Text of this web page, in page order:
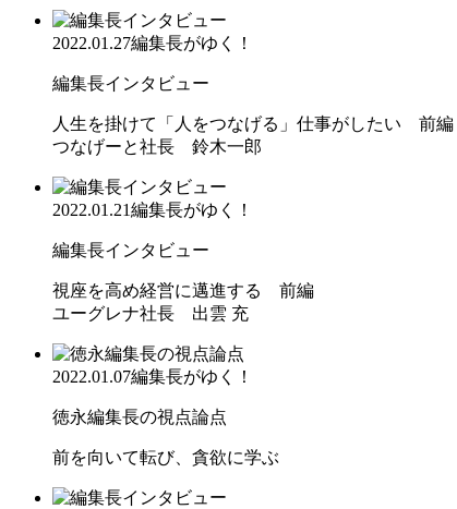
2022.01.27編集長がゆく！
編集長インタビュー
人生を掛けて「人をつなげる」仕事がしたい 前編
つなげーと社長 鈴木一郎
2022.01.21編集長がゆく！
編集長インタビュー
視座を高め経営に邁進する 前編
ユーグレナ社長 出雲 充
2022.01.07編集長がゆく！
徳永編集長の視点論点
前を向いて転び、貪欲に学ぶ